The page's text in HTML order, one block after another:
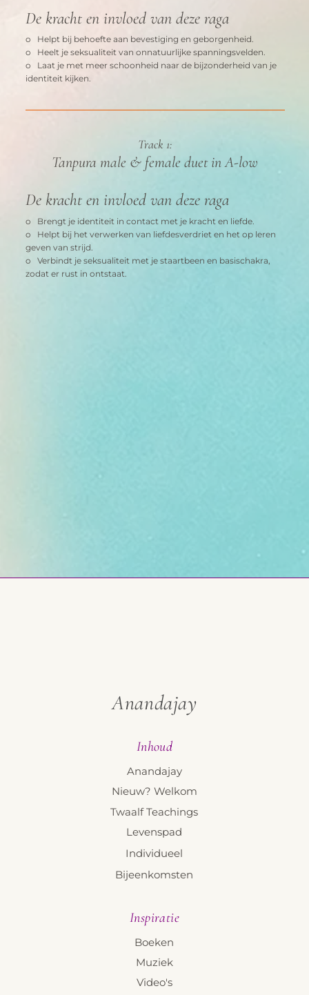
Track 1:
Tanpura male & female duet in A-low
De kracht en invloed van deze raga
o   Brengt je identiteit in contact met je kracht en liefde.
o   Helpt bij het verwerken van liefdesverdriet en het op leren
geven van strijd.
o   Verbindt je seksualiteit met je staartbeen en basischakra,
zodat er rust in ontstaat.
De kracht en invloed van deze raga
o   Helpt bij behoefte aan bevestiging en geborgenheid.
o   Heelt je seksualiteit van onnatuurlijke spanningsvelden.
o   Laat je met meer schoonheid naar de bijzonderheid van je
identiteit kijken.
Inspiratie
Boeken
Muziek
Video's
Inhoud
Nieuw? Welkom
Anandajay
Twaalf Teachings
Levenspad
Individueel
Bijeenkomsten
Anandajay